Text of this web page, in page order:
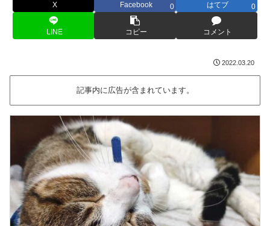
X Facebook 0 はてブ 0
LINE コピー コメント
2022.03.20
記事内に広告が含まれています。